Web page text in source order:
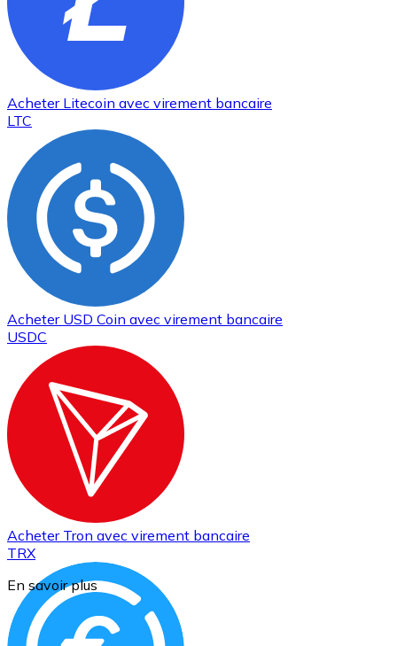
Acheter Litecoin avec virement bancaire
LTC
Acheter USD Coin avec virement bancaire
USDC
Acheter Tron avec virement bancaire
TRX
En savoir plus